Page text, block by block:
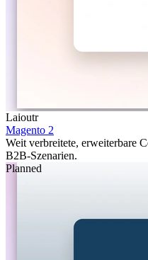
Laioutr
Magento 2
Weit verbreitete, erweiterbare
B2B-Szenarien.
Planned